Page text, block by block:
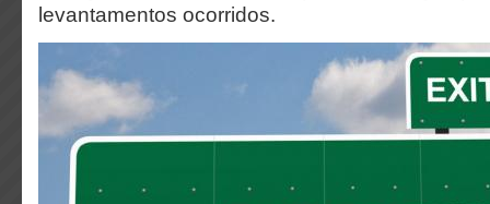
levantamentos ocorridos.